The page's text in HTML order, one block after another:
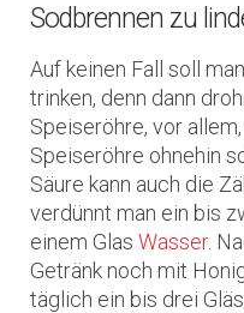
Sodbrennen zu
Auf keinen Fall soll
trinken, denn dann
Speiseröhre, vor
Speiseröhre ohnehin
Säure kann auch die
verdünnt man ein bis
einem Glas Wasser.
Getränk noch mit
täglich ein bis drei